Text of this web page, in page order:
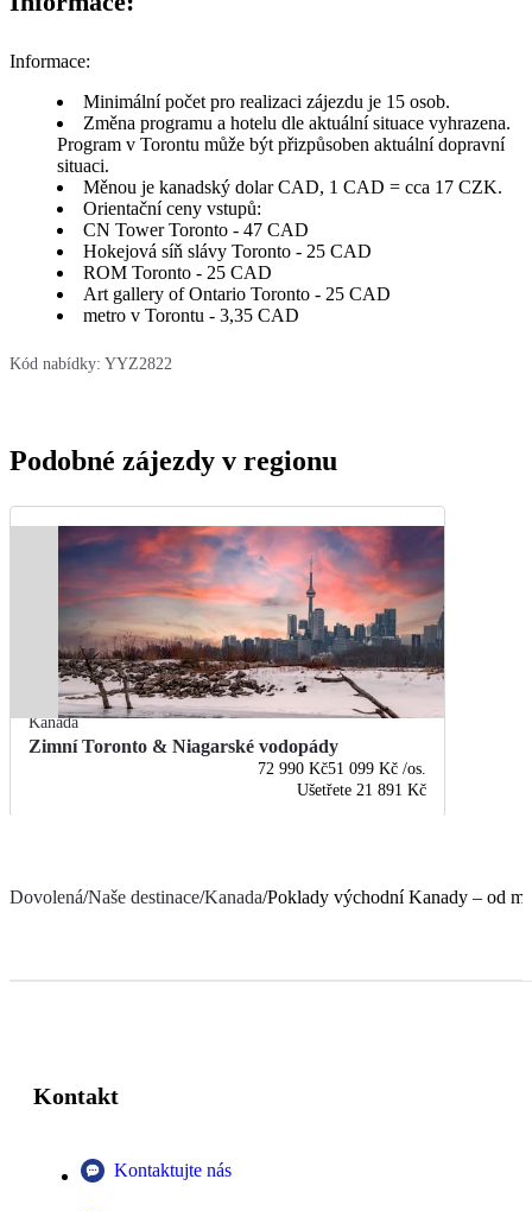
Informace:
Minimální počet pro realizaci zájezdu je 15 osob.
Změna programu a hotelu dle aktuální situace vyhrazena.
Program v Torontu může být přizpůsoben aktuální dopravní
situaci.
Měnou je kanadský dolar CAD, 1 CAD = cca 17 CZK.
Orientační ceny vstupů:
CN Tower Toronto - 47 CAD
Hokejová síň slávy Toronto - 25 CAD
ROM Toronto - 25 CAD
Art gallery of Ontario Toronto - 25 CAD
metro v Torontu - 3,35 CAD
Kód nabídky: YYZ2822
Podobné zájezdy v regionu
Kanada
Zimní Toronto & Niagarské vodopády
72 990 Kč51 099 Kč /os.
Ušetřete 21 891 Kč
Dovolená/Naše destinace/Kanada/Poklady východní Kanady – od
Kontakt
Kontaktujte nás